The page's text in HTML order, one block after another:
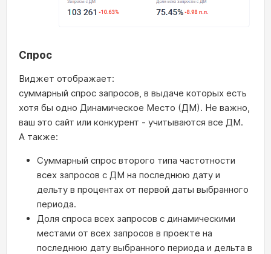
Спрос
Виджет отображает:
суммарный спрос запросов, в выдаче которых есть
хотя бы одно Динамическое Место (ДМ). Не важно,
ваш это сайт или конкурент - учитываются все ДМ.
А также:
Суммарный спрос второго типа частотности
всех запросов с ДМ на последнюю дату и
дельту в процентах от первой даты выбранного
периода.
Доля спроса всех запросов с динамическими
местами от всех запросов в проекте на
последнюю дату выбранного периода и дельта в